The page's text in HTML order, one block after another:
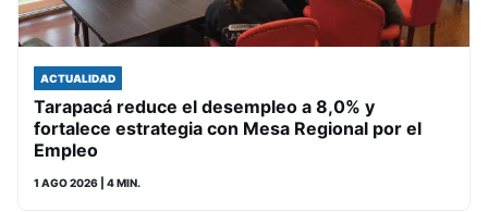
ACTUALIDAD
Tarapacá reduce el desempleo a 8,0% y
fortalece estrategia con Mesa Regional por el
Empleo
1 AGO 2026 | 4 MIN.